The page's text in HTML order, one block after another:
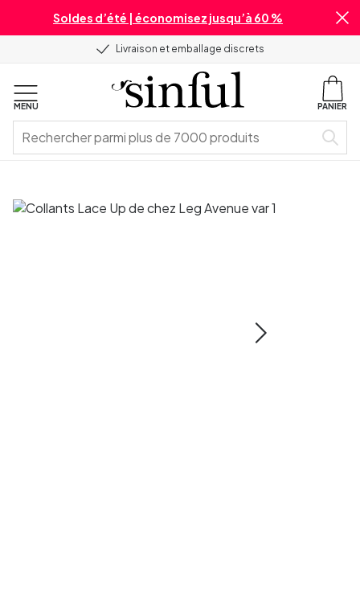
Soldes d’été | économisez jusqu’à 60 %
Livraison et emballage discrets
MENU PANIER